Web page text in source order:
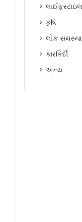
લાઈફસ્ટાઇલ
કૃષિ
લોક સમસ્યા
કારકિર્દી
અન્ય